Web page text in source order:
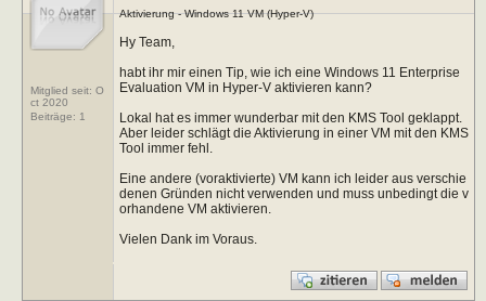
Mitglied seit: O
ct 2020
Beiträge: 1
Aktivierung - Windows 11 VM (Hyper-V)
Hy Team,
habt ihr mir einen Tip, wie ich eine Windows 11 Enterprise
Evaluation VM in Hyper-V aktivieren kann?
Lokal hat es immer wunderbar mit den KMS Tool geklappt.
Aber leider schlägt die Aktivierung in einer VM mit den KMS
Tool immer fehl.
Eine andere (voraktivierte) VM kann ich leider aus verschie
denen Gründen nicht verwenden und muss unbedingt die v
orhandene VM aktivieren.
Vielen Dank im Voraus.